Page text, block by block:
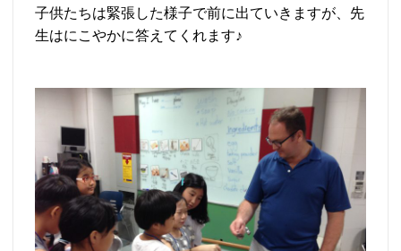
子供たちは緊張した様子で前に出ていきますが、先
生はにこやかに答えてくれます♪